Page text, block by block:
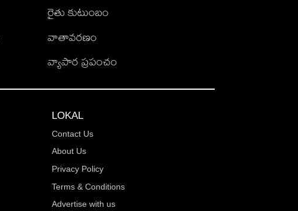
రైతు కుటుంబం
వాతావరణం
వ్యాపార ప్రపంచం
LOKAL
Contact Us
About Us
Privacy Policy
Terms & Conditions
Advertise with us